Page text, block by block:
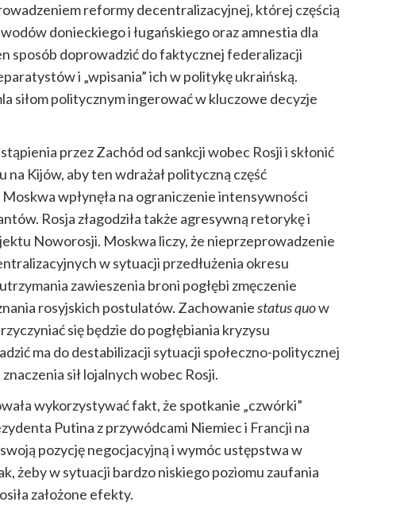
reformy decentralizacyjnej, której częścią
donieckiego i ługańskiego oraz amnestia dla
sposób doprowadzić do faktycznej federalizacji
i „wpisania” ich w politykę ukraińską.
siłom politycznym ingerować w kluczowe decyzje
przez Zachód od sankcji wobec Rosji i skłonić
Kijów, aby ten wdrażał polityczną część
wpłynęła na ograniczenie intensywności
Rosja złagodziła także agresywną retorykę i
Noworosji. Moskwa liczy, że nieprzeprowadzenie
w sytuacji przedłużenia okresu
zawieszenia broni pogłębi zmęczenie
rosyjskich postulatów. Zachowaniestatus quow
się będzie do pogłębiania kryzysu
ma do destabilizacji sytuacji społeczno-politycznej
sił lojalnych wobec Rosji.
wykorzystywać fakt, że spotkanie „czwórki”
Putina z przywódcami Niemiec i Francji na
pozycję negocjacyjną i wymóc ustępstwa w
żeby w sytuacji bardzo niskiego poziomu zaufania
założone efekty.